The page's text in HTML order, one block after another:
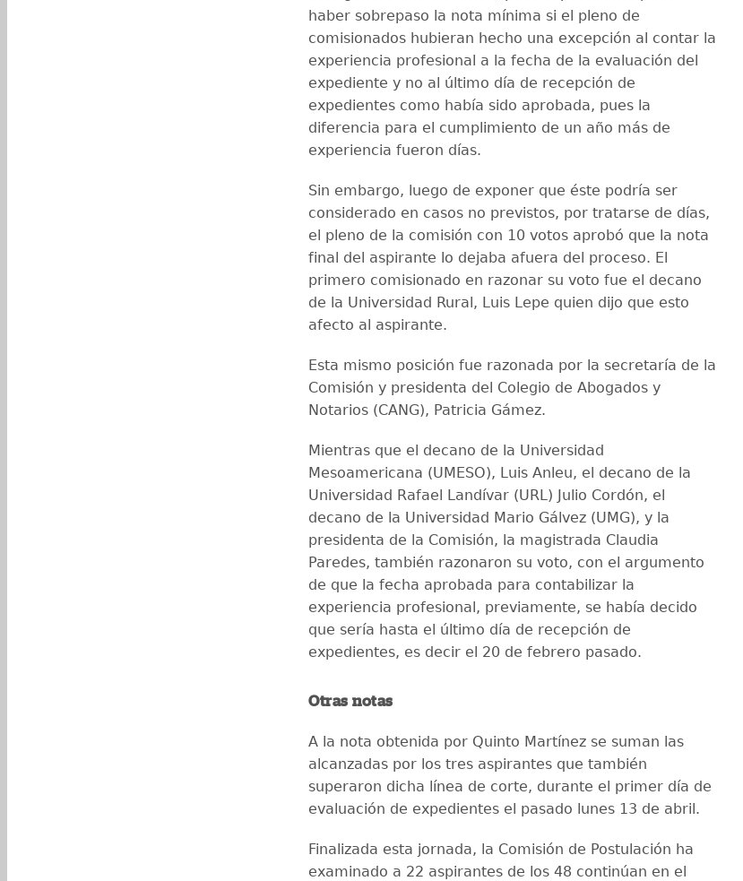
haber sobrepaso la nota mínima si el pleno de
comisionados hubieran hecho una excepción al contar la
experiencia profesional a la fecha de la evaluación del
expediente y no al último día de recepción de
expedientes como había sido aprobada, pues la
diferencia para el cumplimiento de un año más de
experiencia fueron días.
Sin embargo, luego de exponer que éste podría ser
considerado en casos no previstos, por tratarse de días,
el pleno de la comisión con 10 votos aprobó que la nota
final del aspirante lo dejaba afuera del proceso. El
primero comisionado en razonar su voto fue el decano
de la Universidad Rural, Luis Lepe quien dijo que esto
afecto al aspirante.
Esta mismo posición fue razonada por la secretaría de la
Comisión y presidenta del Colegio de Abogados y
Notarios (CANG), Patricia Gámez.
Mientras que el decano de la Universidad
Mesoamericana (UMESO), Luis Anleu, el decano de la
Universidad Rafael Landívar (URL) Julio Cordón, el
decano de la Universidad Mario Gálvez (UMG), y la
presidenta de la Comisión, la magistrada Claudia
Paredes, también razonaron su voto, con el argumento
de que la fecha aprobada para contabilizar la
experiencia profesional, previamente, se había decido
que sería hasta el último día de recepción de
expedientes, es decir el 20 de febrero pasado.
Otras notas
A la nota obtenida por Quinto Martínez se suman las
alcanzadas por los tres aspirantes que también
superaron dicha línea de corte, durante el primer día de
evaluación de expedientes el pasado lunes 13 de abril.
Finalizada esta jornada, la Comisión de Postulación ha
examinado a 22 aspirantes de los 48 continúan en el